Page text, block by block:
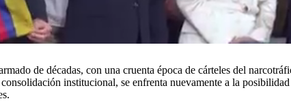
de décadas, con una cruenta época de cárteles del
institucional, se enfrenta nuevamente a la